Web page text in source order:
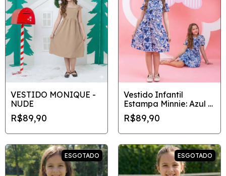
VESTIDO MONIQUE -
NUDE
R$89,90
Vestido Infantil
Estampa Minnie: Azul e
Branco
R$89,90
ESGOTADO ESGOTADO